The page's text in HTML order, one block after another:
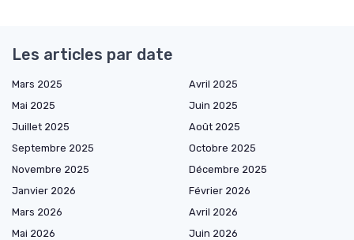
Les articles par date
Mars 2025
Avril 2025
Mai 2025
Juin 2025
Juillet 2025
Août 2025
Septembre 2025
Octobre 2025
Novembre 2025
Décembre 2025
Janvier 2026
Février 2026
Mars 2026
Avril 2026
Mai 2026
Juin 2026